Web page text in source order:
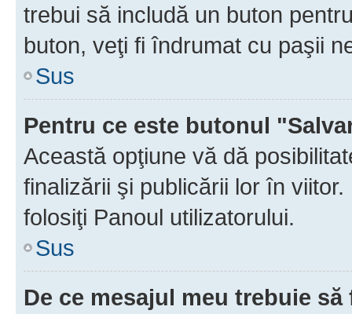
trebui să includă un buton
buton, veţi fi îndrumat cu paşii
Sus
Pentru ce este butonul
Această opţiune vă dă
finalizării şi publicării lor în
folosiţi Panoul utilizatorului.
Sus
De ce mesajul meu trebuie